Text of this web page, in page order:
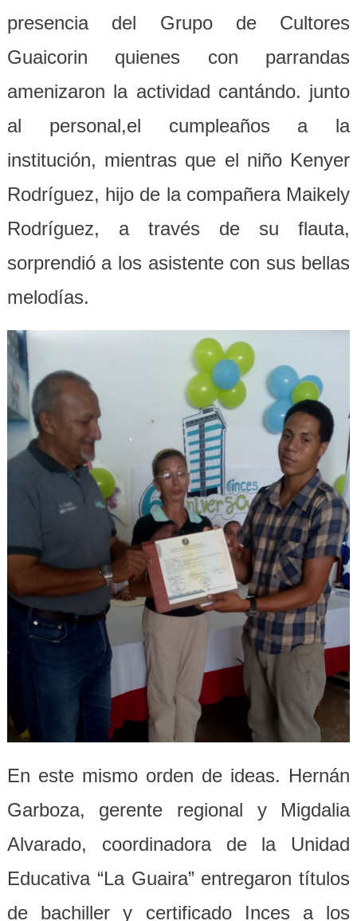
presencia del Grupo de Cultores
Guaicorin quienes con parrandas
amenizaron la actividad cantándo. junto
al personal,el cumpleaños a la
institución, mientras que el niño Kenyer
Rodríguez, hijo de la compañera Maikely
Rodríguez, a través de su flauta,
sorprendió a los asistente con sus bellas
melodías.
En este mismo orden de ideas. Hernán
Garboza, gerente regional y Migdalia
Alvarado, coordinadora de la Unidad
Educativa “La Guaira” entregaron títulos
de bachiller y certificado Inces a los